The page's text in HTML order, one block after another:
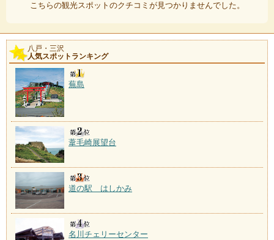
こちらの観光スポットのクチコミが見つかりませんでした。
八戸・三沢
人気スポットランキング
蕪島
葦毛崎展望台
道の駅 はしかみ
名川チェリーセンター